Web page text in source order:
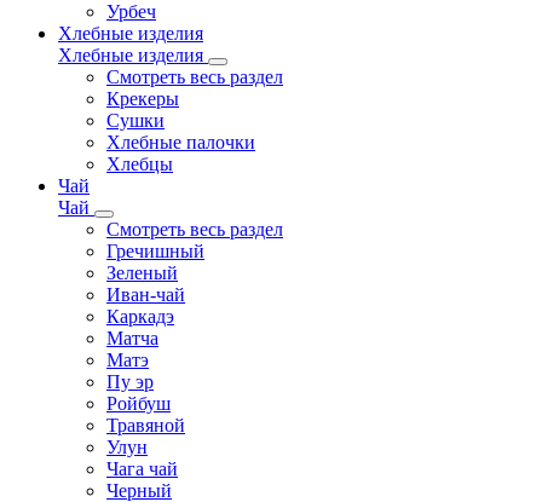
Урбеч
Хлебные изделия
Хлебные изделия
Смотреть весь раздел
Крекеры
Сушки
Хлебные палочки
Хлебцы
Чай
Чай
Смотреть весь раздел
Гречишный
Зеленый
Иван-чай
Каркадэ
Матча
Матэ
Пу эр
Ройбуш
Травяной
Улун
Чага чай
Черный